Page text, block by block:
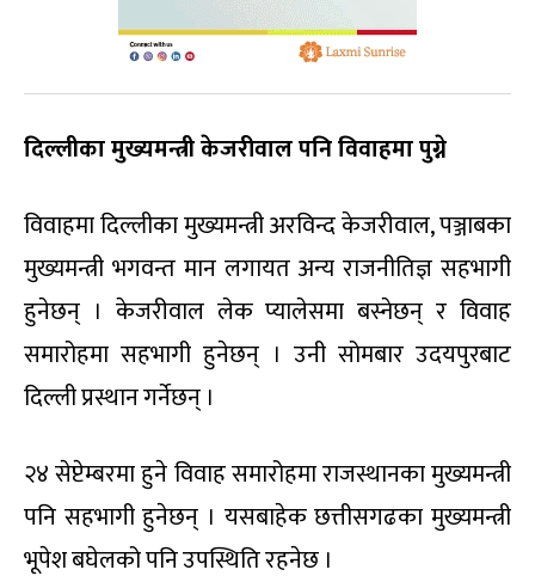
दिल्लीका मुख्यमन्त्री केजरीवाल पनि विवाहमा पुग्ने
विवाहमा दिल्लीका मुख्यमन्त्री अरविन्द केजरीवाल, पञ्जाबका
मुख्यमन्त्री भगवन्त मान लगायत अन्य राजनीतिज्ञ सहभागी
हुनेछन् । केजरीवाल लेक प्यालेसमा बस्नेछन् र विवाह
समारोहमा सहभागी हुनेछन् । उनी सोमबार उदयपुरबाट
दिल्ली प्रस्थान गर्नेछन् ।
२४ सेप्टेम्बरमा हुने विवाह समारोहमा राजस्थानका मुख्यमन्त्री
पनि सहभागी हुनेछन् । यसबाहेक छत्तीसगढका मुख्यमन्त्री
भूपेश बघेलको पनि उपस्थिति रहनेछ ।